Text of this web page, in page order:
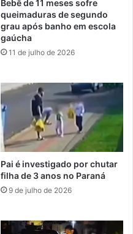
Bebê de 11 meses sofre
queimaduras de segundo
grau após banho em escola
gaúcha
11 de julho de 2026
Pai é investigado por chutar
filha de 3 anos no Paraná
9 de julho de 2026